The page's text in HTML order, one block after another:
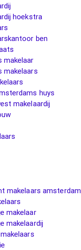
hoekstra
ben
makelaar
makelaars
huys
makelaardij
makelaars amsterdam
makelaar
makelaardij